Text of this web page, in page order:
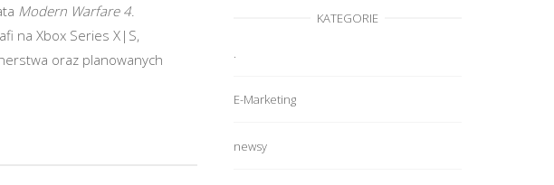
Modern Warfare 4
na Xbox Series X|S,
oraz planowanych
KATEGORIE
.
E-Marketing
newsy